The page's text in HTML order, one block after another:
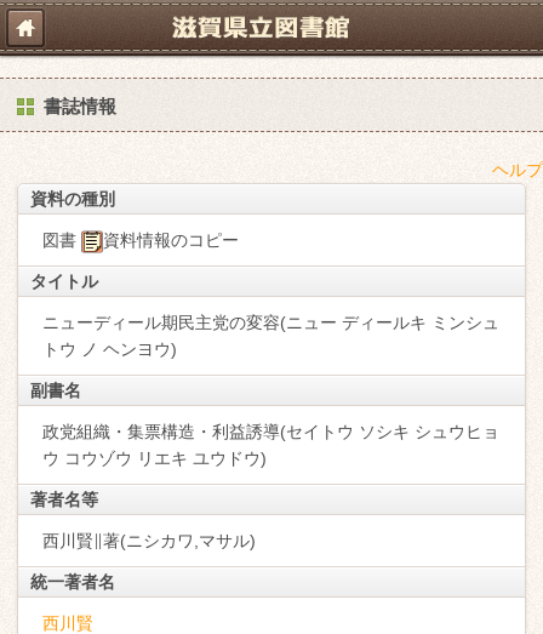
書誌情報
ヘルプ
資料の種別
図書 資料情報のコピー
タイトル
ニューディール期民主党の変容(ニュー ディールキ ミンシュ
トウ ノ ヘンヨウ)
副書名
政党組織・集票構造・利益誘導(セイトウ ソシキ シュウヒョ
ウ コウゾウ リエキ ユウドウ)
著者名等
西川賢∥著(ニシカワ,マサル)
統一著者名
西川賢